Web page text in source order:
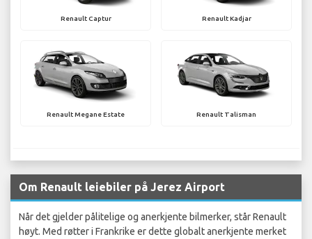
Renault Captur Renault Kadjar
Renault Megane Estate Renault Talisman
Om Renault leiebiler på Jerez Airport
Når det gjelder pålitelige og anerkjente bilmerker, står Renault
høyt. Med røtter i Frankrike er dette globalt anerkjente merket